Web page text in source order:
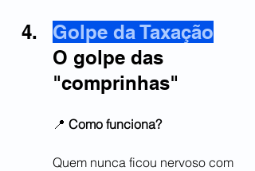
Golpe da Taxação
O golpe das
"comprinhas"
📍 Como funciona?
Quem nunca ficou nervoso com